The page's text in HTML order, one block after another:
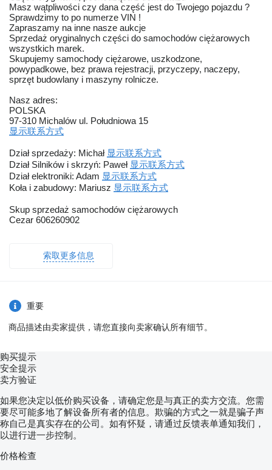
Masz wątpliwości czy dana część jest do Twojego pojazdu ?
Sprawdzimy to po numerze VIN !
Zapraszamy na inne nasze aukcje
Sprzedaż oryginalnych części do samochodów ciężarowych
wszystkich marek.
Skupujemy samochody ciężarowe, uszkodzone,
powypadkowe, bez prawa rejestracji, przyczepy, naczepy,
sprzęt budowlany i maszyny rolnicze.
Nasz adres:
POLSKA
97-310 Michalów ul. Południowa 15
显示联系方式
Dział sprzedaży: Michał 显示联系方式
Dział Silników i skrzyń: Paweł 显示联系方式
Dział elektroniki: Adam 显示联系方式
Koła i zabudowy: Mariusz 显示联系方式
Skup sprzedaż samochodów ciężarowych
Cezar 606260902
索取更多信息
重要
商品描述由卖家提供，请您直接向卖家确认所有细节。
购买提示
安全提示
卖方验证
如果您决定以低价购买设备，请确定您是与真正的卖方交流。您需
要尽可能多地了解设备所有者的信息。欺骗的方式之一就是骗子声
称自己是真实存在的公司。如有怀疑，请通过反馈表单通知我们，
以进行进一步控制。
价格检查